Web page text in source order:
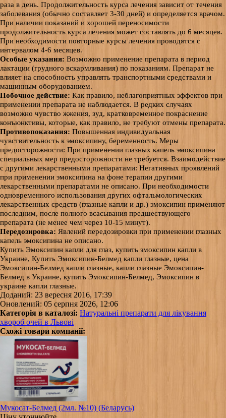
раза в день. Продолжительность курса лечения зависит от течения
заболевания (обычно составляет 3-30 дней) и определяется врачом.
При наличии показаний и хорошей переносимости
продолжительность курса лечения может составлять до 6 месяцев.
При необходимости повторные курсы лечения проводятся с
интервалом 4-6 месяцев.
Особые указания: Возможно применение препарата в период
лактации (грудного вскармливания) по показаниям. Препарат не
влияет на способность управлять транспортными средствами и
машинным оборудованием.
Побочное действие: Как правило, неблагоприятных эффектов при
применении препарата не наблюдается. В редких случаях
возможно чувство жжения, зуд, кратковременное покраснение
конъюнктивы, которые, как правило, не требуют отмены препарата.
Противопоказания: Повышенная индивидуальная
чувствительность к эмоксипину, беременность. Меры
предосторожности: При применении глазных капель эмоксипина
специальных мер предосторожности не требуется. Взаимодействие
с другими лекарственными препаратами: Негативных проявлений
при применении эмоксипина на фоне терапии другими
лекарственными препаратами не описано. При необходимости
одновременного использования других офтальмологических
лекарственных средств (глазные капли и др.) эмоксипин применяют
последним, после полного всасывания предшествующего
препарата (не менее чем через 10-15 минут).
Передозировка: Явлений передозировки при применении глазных
капель эмоксипина не описано.
Купить Эмоксипин капли для глаз, купить эмоксипин капли в
Украине, Купить Эмоксипин-Белмед капли глазные, цена
Эмоксипин-Белмед капли глазные, капли глазные Эмоксипин-
Белмед в Украине, купить Эмоксипин-Белмед, Эмоксипин в
украине капли глазные.
Доданий: 23 вересня 2016, 17:39
Оновлений: 05 серпня 2026, 12:06
Категорія в каталозі: Натуральні препарати для лікування
хвороб очей в Львові
Схожі товари компанії:
Мукосат-Белмед (2мл. №10) (Беларусь)